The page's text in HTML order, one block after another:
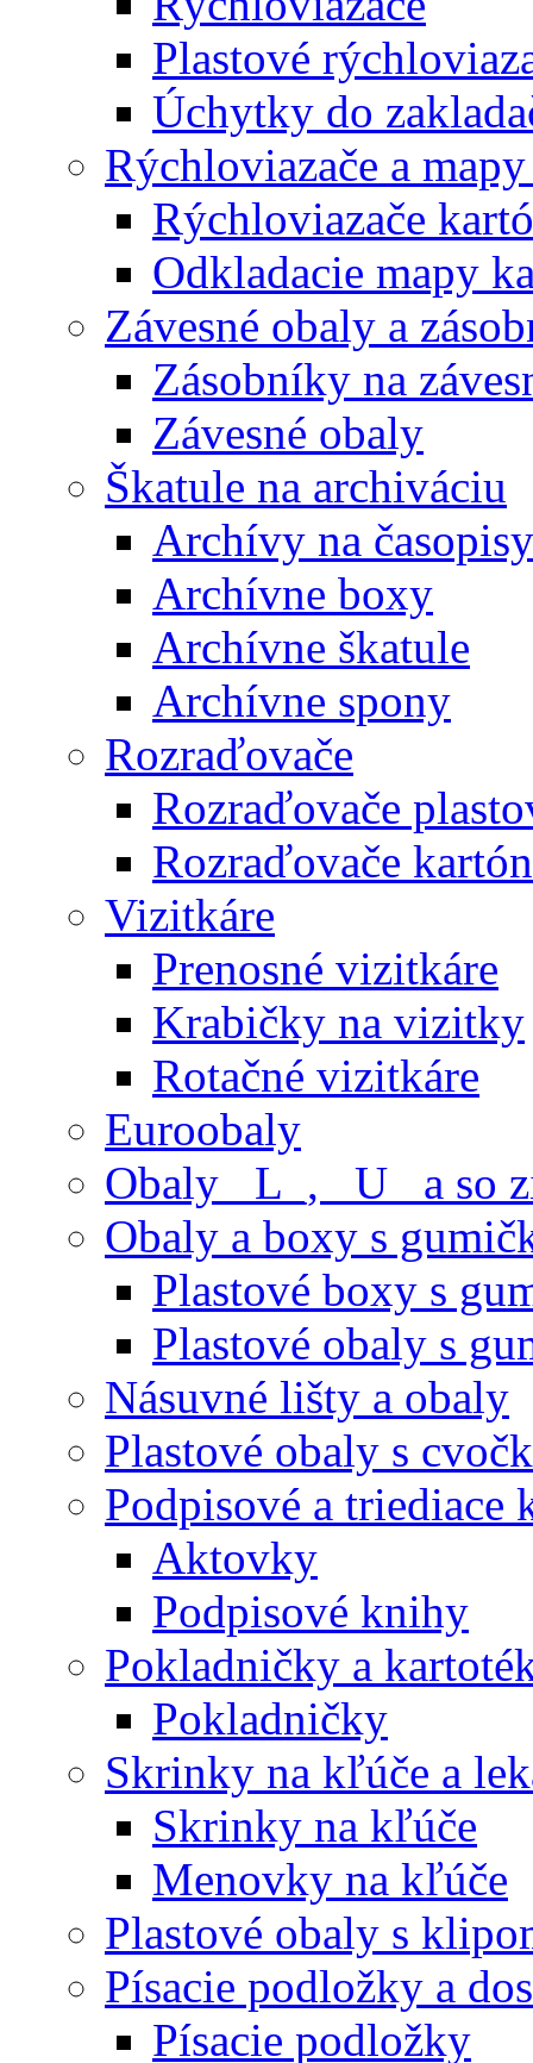
Plastové
Úchytky do
Rýchloviazače a
Rýchloviazače
Odkladacie mapy
Závesné obaly a
Zásobníky na
Závesné obaly
Škatule na archiváciu
Archívy na časopisy
Archívne boxy
Archívne škatule
Archívne spony
Rozraďovače
Rozraďovače
Rozraďovače
Vizitkáre
Prenosné vizitkáre
Krabičky na vizitky
Rotačné vizitkáre
Euroobaly
Obaly _L_, _U_ a so
Obaly a boxy s
Plastové boxy s
Plastové obaly s
Násuvné lišty a obaly
Plastové obaly s
Podpisové a triediace
Aktovky
Podpisové knihy
Pokladničky a
Pokladničky
Skrinky na kľúče a
Skrinky na kľúče
Menovky na kľúče
Plastové obaly s
Písacie podložky a
Písacie podložky